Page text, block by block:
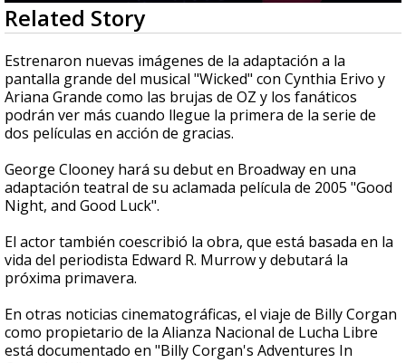
0
seconds
of
2
minutes,
1
second
Related Story
Estrenaron nuevas imágenes de la adaptación a la
pantalla grande del musical "Wicked" con Cynthia Erivo y
Ariana Grande como las brujas de OZ y los fanáticos
podrán ver más cuando llegue la primera de la serie de
dos películas en acción de gracias.
George Clooney hará su debut en Broadway en una
adaptación teatral de su aclamada película de 2005 "Good
Night, and Good Luck".
El actor también coescribió la obra, que está basada en la
vida del periodista Edward R. Murrow y debutará la
próxima primavera.
En otras noticias cinematográficas, el viaje de Billy Corgan
como propietario de la Alianza Nacional de Lucha Libre
está documentado en "Billy Corgan's Adventures In